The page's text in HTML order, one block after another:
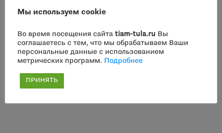
Мы используем cookie
Во время посещения сайта tiam-tula.ru Вы
соглашаетесь с тем, что мы обрабатываем Ваши
персональные данные с использованием
метрических программ.
Подробнее
ПРИНЯТЬ